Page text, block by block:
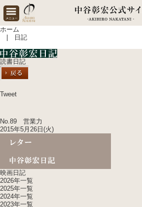
ホーム
| 日記
読書日記
Tweet
No.89 営業力
2015年5月26日(火)
映画日記
2026年一覧
2025年一覧
2024年一覧
2023年一覧